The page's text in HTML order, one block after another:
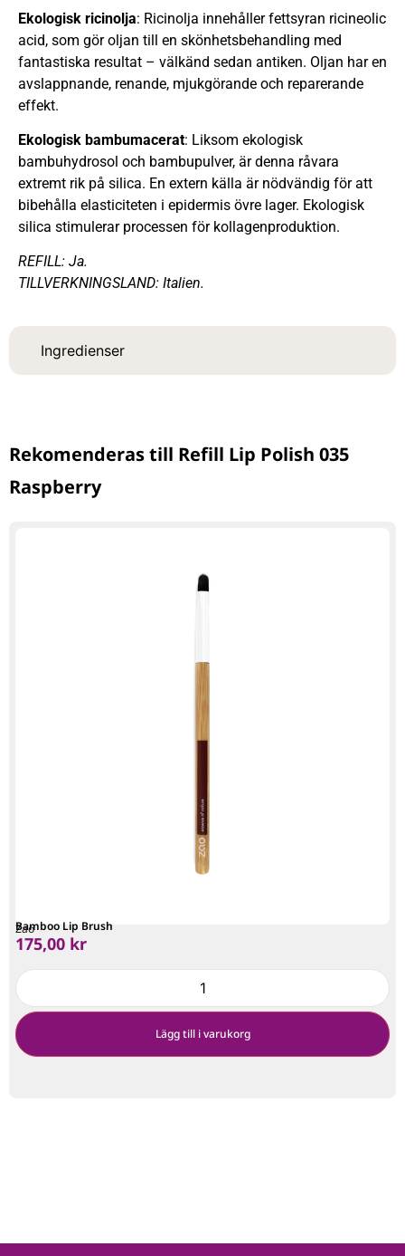
Ingredienser
Ekologisk ricinolja: Ricinolja innehåller fettsyran ricineolic
acid, som gör oljan till en skönhetsbehandling med
fantastiska resultat – välkänd sedan antiken. Oljan har en
avslappnande, renande, mjukgörande och reparerande
effekt.
Ekologisk bambumacerat: Liksom ekologisk
bambuhydrosol och bambupulver, är denna råvara
extremt rik på silica. En extern källa är nödvändig för att
bibehålla elasticiteten i epidermis övre lager. Ekologisk
silica stimulerar processen för kollagenproduktion.
REFILL: Ja.
TILLVERKNINGSLAND: Italien.
Rekomenderas till Refill Lip Polish 035
Raspberry
Zao
Bamboo Lip Brush
175,00 kr
Lägg till i varukorg